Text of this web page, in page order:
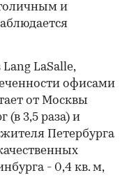
и
LaSalle,
офисами
от Москвы
(в 3,5 раза) и
Петербурга
- 0,4 кв. м,